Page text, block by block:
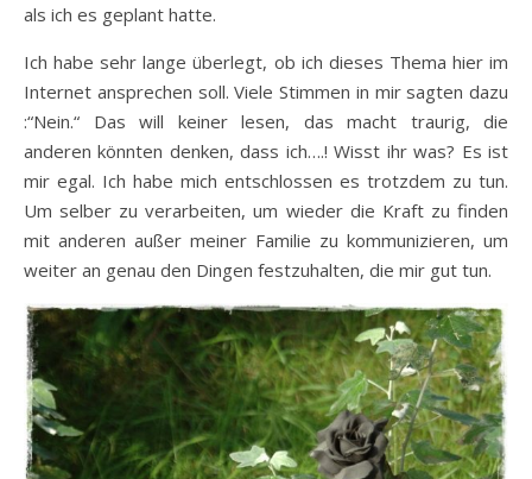
als ich es geplant hatte.
Ich habe sehr lange überlegt, ob ich dieses Thema hier im
Internet ansprechen soll. Viele Stimmen in mir sagten dazu
:“Nein.“ Das will keiner lesen, das macht traurig, die
anderen könnten denken, dass ich….! Wisst ihr was? Es ist
mir egal. Ich habe mich entschlossen es trotzdem zu tun.
Um selber zu verarbeiten, um wieder die Kraft zu finden
mit anderen außer meiner Familie zu kommunizieren, um
weiter an genau den Dingen festzuhalten, die mir gut tun.